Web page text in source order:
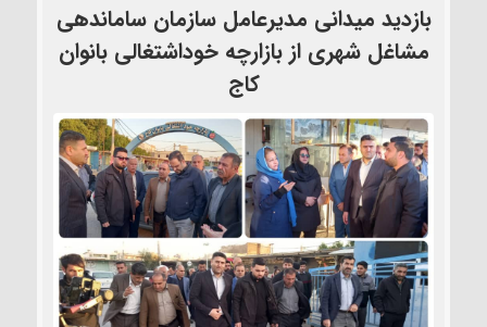
بازدید میدانی مدیرعامل سازمان ساماندهی
مشاغل شهری از بازارچه خوداشتغالی بانوان
کاج